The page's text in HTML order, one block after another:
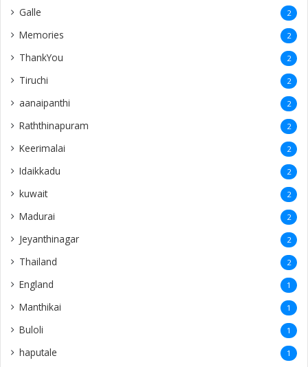
Galle 2
Memories 2
ThankYou 2
Tiruchi 2
aanaipanthi 2
Raththinapuram 2
Keerimalai 2
Idaikkadu 2
kuwait 2
Madurai 2
Jeyanthinagar 2
Thailand 2
England 1
Manthikai 1
Buloli 1
haputale 1